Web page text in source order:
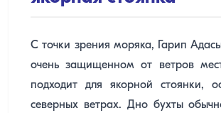
С точки зрения моряка, Гарип
очень защищенном от ветров
подходит для якорной стоянки,
северных ветрах. Дно бухты